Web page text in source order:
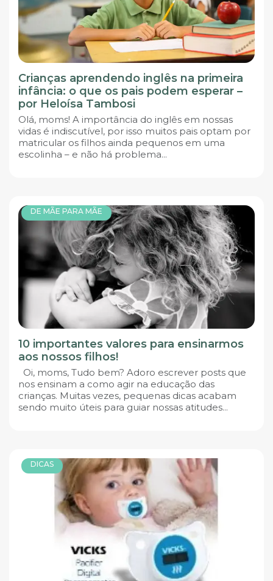
Crianças aprendendo inglês na primeira
infância: o que os pais podem esperar –
por Heloísa Tambosi
Olá, moms! A importância do inglês em nossas
vidas é indiscutível, por isso muitos pais optam por
matricular os filhos ainda pequenos em uma
escolinha – e não há problema...
DE MÃE PARA MÃE
10 importantes valores para ensinarmos
aos nossos filhos!
Oi, moms, Tudo bem? Adoro escrever posts que
nos ensinam a como agir na educação das
crianças. Muitas vezes, pequenas dicas acabam
sendo muito úteis para guiar nossas atitudes...
DICAS